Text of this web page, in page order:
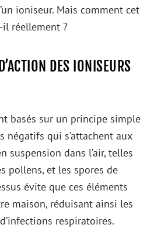
ioniseur. Mais comment cet
réellement ?
DES IONISEURS
basés sur un principe simple
négatifs qui s’attachent aux
suspension dans l’air, telles
pollens, et les spores de
évite que ces éléments
maison, réduisant ainsi les
respiratoires.